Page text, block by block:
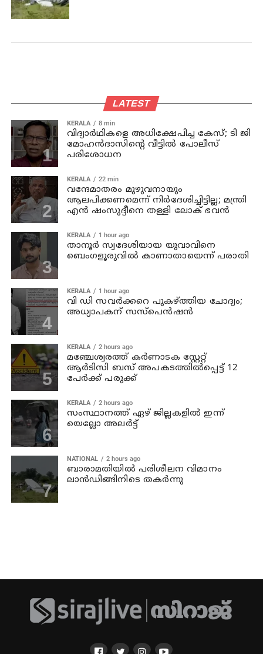
LATEST
KERALA 8 min
വിദ്യാര്‍ഥികളെ അധിക്ഷേപിച്ച കേസ്; ടി ജി
മോഹന്‍ദാസിന്റെ വീട്ടില്‍ പോലീസ്
പരിശോധന
KERALA 22 min
വന്ദേമാതരം മുഴുവനായും
ആലപിക്കണമെന്ന് നിര്‍ദേശിച്ചിട്ടില്ല; മന്ത്രി
എന്‍ ഷംസുദ്ദീനെ തള്ളി ലോക് ഭവന്‍
KERALA 1 hour ago
താനൂര്‍ സ്വദേശിയായ യുവാവിനെ
ബെംഗളൂരുവില്‍ കാണാതായെന്ന് പരാതി
KERALA 1 hour ago
വി ഡി സവര്‍ക്കറെ പുകഴ്ത്തിയ ചോദ്യം;
അധ്യാപകന് സസ്പെന്‍ഷന്‍
KERALA 2 hours ago
മഞ്ചേശ്വരത്ത് കര്‍ണാടക സ്റ്റേറ്റ്
ആര്‍ടിസി ബസ് അപകടത്തില്‍പ്പെട്ട് 12
പേര്‍ക്ക് പരുക്ക്
KERALA 2 hours ago
സംസ്ഥാനത്ത് ഏഴ് ജില്ലകളില്‍ ഇന്ന്
യെല്ലോ അലര്‍ട്ട്
NATIONAL 2 hours ago
ബാരാമതിയില്‍ പരിശീലന വിമാനം
ലാന്‍ഡിങ്ങിനിടെ തകര്‍ന്നു